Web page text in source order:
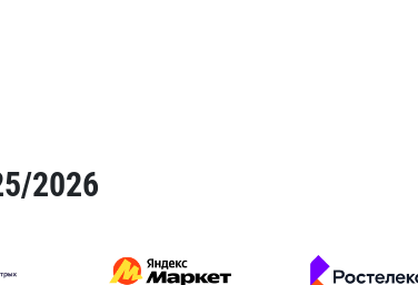
2026